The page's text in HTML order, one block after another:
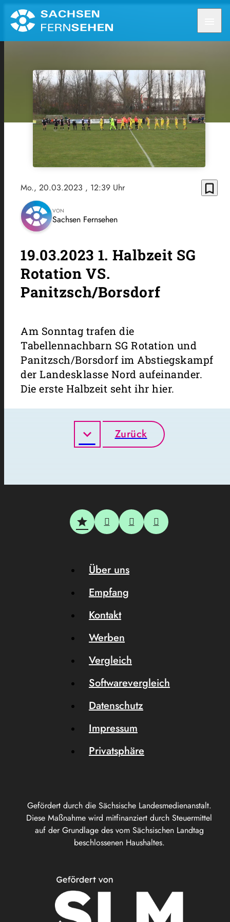
Mo., 20.03.2023 , 12:39 Uhr bookmark_border
VON
Sachsen Fernsehen
19.03.2023 1. Halbzeit SG
Rotation VS.
Panitzsch/Borsdorf
Am Sonntag trafen die
Tabellennachbarn SG Rotation und
Panitzsch/Borsdorf im Abstiegskampf
der Landesklasse Nord aufeinander.
Die erste Halbzeit seht ihr hier.
Zurück
Gefördert durch die Sächsische Landesmedienanstalt.
Diese Maßnahme wird mitfinanziert durch Steuermittel
auf der Grundlage des vom Sächsischen Landtag
beschlossenen Haushaltes.
Über uns
Empfang
Kontakt
Werben
Vergleich
Softwarevergleich
Datenschutz
Impressum
Privatsphäre